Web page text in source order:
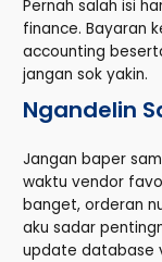
Pernah salah isi
finance. Bayaran
accounting
jangan sok yakin.
Ngandelin
Jangan baper
waktu vendor
banget, orderan
aku sadar
update database